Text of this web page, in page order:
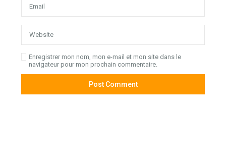
Enregistrer mon nom, mon e-mail et mon site dans le
navigateur pour mon prochain commentaire.